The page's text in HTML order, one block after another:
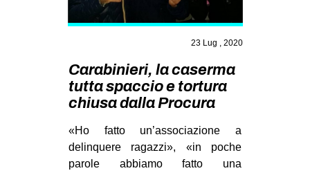
GAZA FREESTYLE
CSOA LAMBRETTA
MSM
STUDENTI TSUNAMI
ZAM
MOBILITAZIONI
23 Lug , 2020
Carabinieri, la caserma
tutta spaccio e tortura
chiusa dalla Procura
«Ho fatto un’associazione a
delinquere ragazzi», «in poche
parole abbiamo fatto una